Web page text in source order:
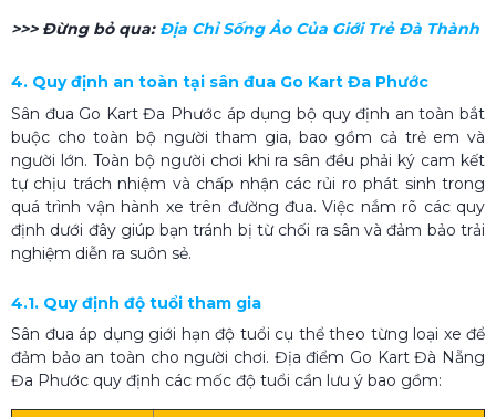
>>> Đừng bỏ qua: Địa Chỉ Sống Ảo Của Giới Trẻ Đà Thành
4. Quy định an toàn tại sân đua Go Kart Đa Phước
Sân đua Go Kart Đa Phước áp dụng bộ quy định an toàn bắt
buộc cho toàn bộ người tham gia, bao gồm cả trẻ em và
người lớn. Toàn bộ người chơi khi ra sân đều phải ký cam kết
tự chịu trách nhiệm và chấp nhận các rủi ro phát sinh trong
quá trình vận hành xe trên đường đua. Việc nắm rõ các quy
định dưới đây giúp bạn tránh bị từ chối ra sân và đảm bảo trải
nghiệm diễn ra suôn sẻ.
4.1. Quy định độ tuổi tham gia
Sân đua áp dụng giới hạn độ tuổi cụ thể theo từng loại xe để
đảm bảo an toàn cho người chơi. Địa điểm Go Kart Đà Nẵng
Đa Phước quy định các mốc độ tuổi cần lưu ý bao gồm: